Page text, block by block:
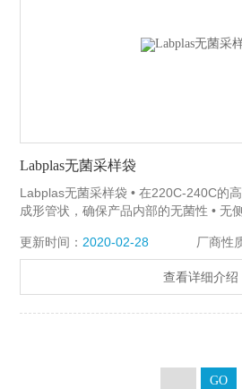
Labplas无菌采样袋
Labplas无菌采样袋 • 在220C-240C的
成形管状，确保产品内部的无菌性 • 无
无菌证书，免去了索取相关文件的麻烦 •
开袋子，并且不会污染袋子内部
规章及行业的要求: • EPA （美国环境保
更新时间： 2020-02-28 厂商性
查看详细介绍